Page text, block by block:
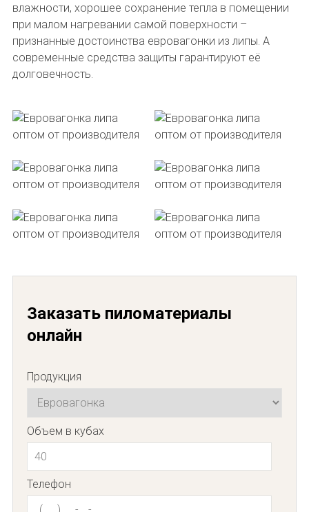
влажности, хорошее сохранение тепла в помещении
при малом нагревании самой поверхности –
признанные достоинства евровагонки из липы. А
современные средства защиты гарантируют её
долговечность.
Заказать пиломатериалы
онлайн
Продукция
Объем в кубах
Телефон